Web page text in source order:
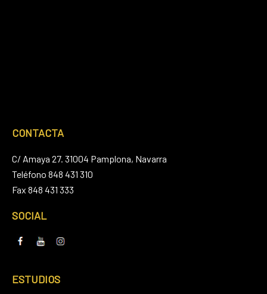
CONTACTA
C/ Amaya 27. 31004 Pamplona, Navarra
Teléfono 848 431 310
Fax 848 431 333
SOCIAL
ESTUDIOS